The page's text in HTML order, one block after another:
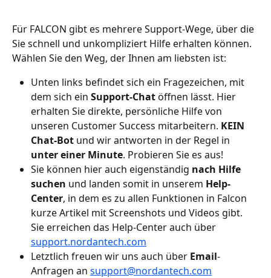
Für FALCON gibt es mehrere Support-Wege, über die
Sie schnell und unkompliziert Hilfe erhalten können.
Wählen Sie den Weg, der Ihnen am liebsten ist:
Unten links befindet sich ein Fragezeichen, mit
dem sich ein Support-Chat öffnen lässt. Hier
erhalten Sie direkte, persönliche Hilfe von
unseren Customer Success mitarbeitern. KEIN
Chat-Bot und wir antworten in der Regel in
unter einer Minute. Probieren Sie es aus!
Sie können hier auch eigenständig nach Hilfe
suchen und landen somit in unserem Help-
Center, in dem es zu allen Funktionen in Falcon
kurze Artikel mit Screenshots und Videos gibt.
Sie erreichen das Help-Center auch über
support.nordantech.com
Letztlich freuen wir uns auch über Email-
Anfragen an support@nordantech.com